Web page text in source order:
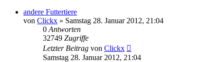
andere Futtertiere
von Clickx » Samstag 28. Januar 2012, 21:04
0 Antworten
32749 Zugriffe
Letzter Beitrag von Clickx
Samstag 28. Januar 2012, 21:04